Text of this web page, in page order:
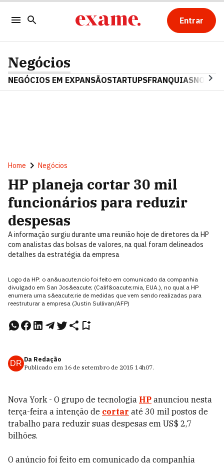
Entrar
Negócios
NEGÓCIOS EM EXPANSÃOSTARTUPSFRANQUIAS
Home Negócios
HP planeja cortar 30 mil
funcionários para reduzir
despesas
A informação surgiu durante uma reunião hoje de diretores da HP
com analistas das bolsas de valores, na qual foram delineados
detalhes da estratégia da empresa
Logo da HP: o an&uacute;ncio foi feito em comunicado da companhia
divulgado em San Jos&eacute; (Calif&oacute;rnia, EUA.), no qual a HP
enumera uma s&eacute;rie de medidas que vem sendo realizadas para
reestruturar a empresa (Justin Sullivan/AFP)
DR Da Redação
Publicado em 16 de setembro de 2015 14h07.
Nova York - O grupo de tecnologia HP anunciou nesta
terça-feira a intenção de cortar até 30 mil postos de
trabalho para reduzir suas despesas em US$ 2,7
bilhões.
O anúncio foi feito em comunicado da companhia